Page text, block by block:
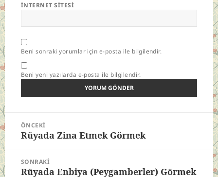
İNTERNET SITESI
Beni sonraki yorumlar için e-posta ile bilgilendir.
Beni yeni yazılarda e-posta ile bilgilendir.
Yazı
gezinmesi
ÖNCEKI
Önceki
Rüyada Zina Etmek Görmek
SONRAKI
Sonraki
Rüyada Enbiya (Peygamberler) Görmek